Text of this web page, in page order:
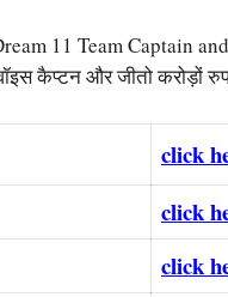
11 Team Captain
कैप्टन और जीतो करोड़ों
click
click
click